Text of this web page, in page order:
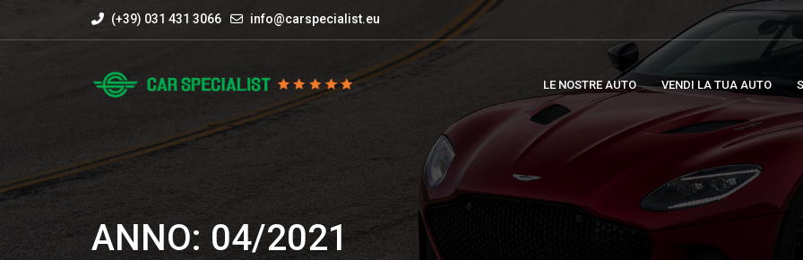
(+39) 031 431 3066 info@carspecialist.eu
LE NOSTRE AUTO VENDI LA TUA AUTO
ANNO: 04/2021